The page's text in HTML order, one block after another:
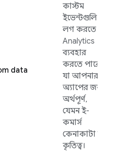
data
কাস্টম
ইভেন্টগুলি
লগ করতে
Analytics
ব্যবহার
করতে পারেন
যা আপনার
অ্যাপের জন্য
অর্থপূর্ণ,
যেমন ই-
কমার্স
কেনাকাটা বা
কৃতিত্ব।